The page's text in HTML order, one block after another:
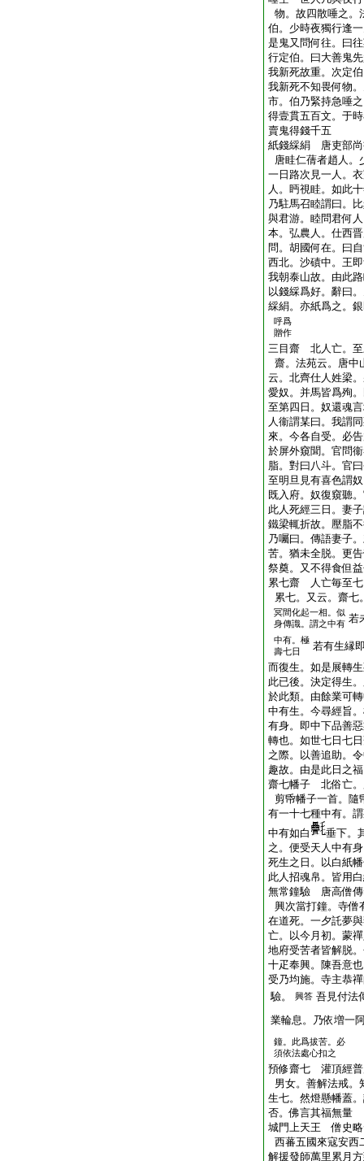
物。故四散唾之。
伯。少時夜獨行逢
是鬼又問何往。曰
行定伯。曰大善鬼
我新死故重。次定
我新死不知畏何物
市。伯乃緊持急唾
得壹貫五百文。于
賣鬼得錢千五
紙錢綵絹 唐吏部尚
唐眭仁蒨者趙人。
一日路次見一人。
人。眄視眭。如此
乃駐馬召睦謂曰。
與君游。睦問君何
本。弘農人。仕西
問。胡國何在。曰
西北。沙磧中。王
我朝泰山故。由此
以錢綵爲好。辭曰
綵絹。亦紙爲之。
呼爲
贈作
三目齋 北人亡。至
齋。法苑云。唐中
云。北齊仕人姓梁
愛奴。并馬皆爲殉
至第四日。奴還魂
人衞謂某曰。我謂
來。今各自受。必
於屏外窺聞。官問
脂。對曰八斗。官
至明旦見有喜色謂
既入府。奴復窺聽
此人死經三日。妻
鐵梁輒折故。壓脂
乃囑曰。傳語妻子
苦。猶未全脱。更
祭奠。又不得食但
累七齋 人亡毎至七
累七。又云。齋七
冥間化起一相。似
身傳識。謂之中有 若
中有。極
壽七日
若有生縁
而復生。如是展轉
此已後。決定得生
於此類。由餘業可
中有生。今尋經旨
有身。即中下品善
轉也。如世七日七
之際。以善追助。
趣故。由是此日之
齋七幡子 北俗亡。
剪帋幡子一首。隨
有一十七種中有。
中有如白
垂下。
之。便受天人中有
死生之日。以白紙
此人招魂帛。皆用
無常鐘驗 唐高僧傳
興次當打鐘。寺僧
在道死。一夕託夢
亡。以今月初。蒙
地府受苦者皆解脱
十疋奉興。陳吾意
受乃均施。寺主恭
驗。
興答 吾見付法
業輪息。乃依増一
鐘。此爲拔苦。必
須依法處心扣之
預修齋七 灌頂經普
男女。善解法戒。
生七。然燈懸幡蓋
否。佛言其福無量
城門上天王 僧史略
西蕃五國來寇安西
解援發師萬里累月